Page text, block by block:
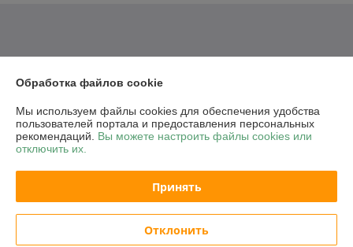
Обработка файлов cookie
Мы используем файлы cookies для обеспечения удобства
пользователей портала и предоставления персональных
рекомендаций. Вы можете настроить файлы cookies или
отключить их.
Принять
Отклонить